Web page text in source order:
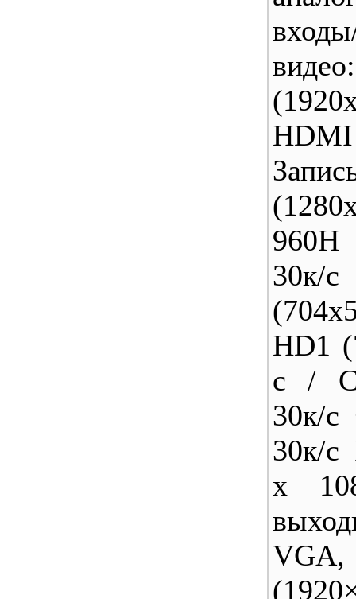
HD1
с /
30к/
30к/
х